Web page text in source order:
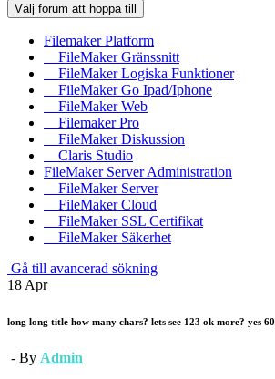
Välj forum att hoppa till
Filemaker Platform
FileMaker Gränssnitt
FileMaker Logiska Funktioner
FileMaker Go Ipad/Iphone
FileMaker Web
Filemaker Pro
FileMaker Diskussion
Claris Studio
FileMaker Server Administration
FileMaker Server
FileMaker Cloud
FileMaker SSL Certifikat
FileMaker Säkerhet
Gå till avancerad sökning
18 Apr
long long title how many chars? lets see 123 ok more? yes 60
- By Admin